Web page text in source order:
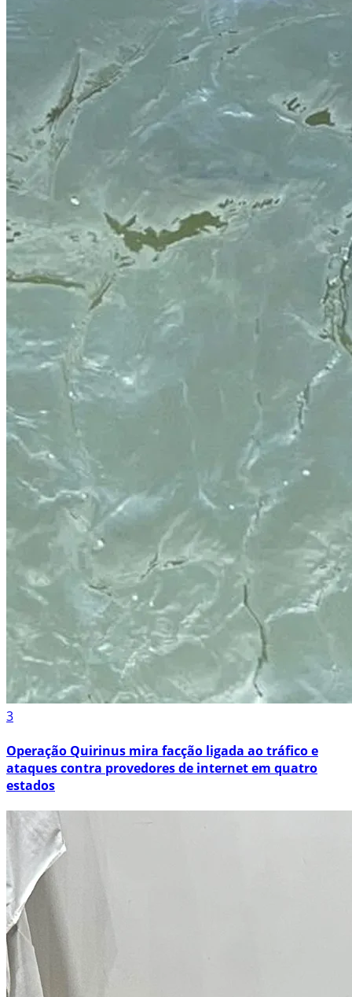
3
Operação Quirinus mira facção ligada ao tráfico e
ataques contra provedores de internet em quatro
estados